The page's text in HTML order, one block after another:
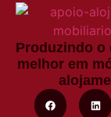
Produzindo o
melhor em